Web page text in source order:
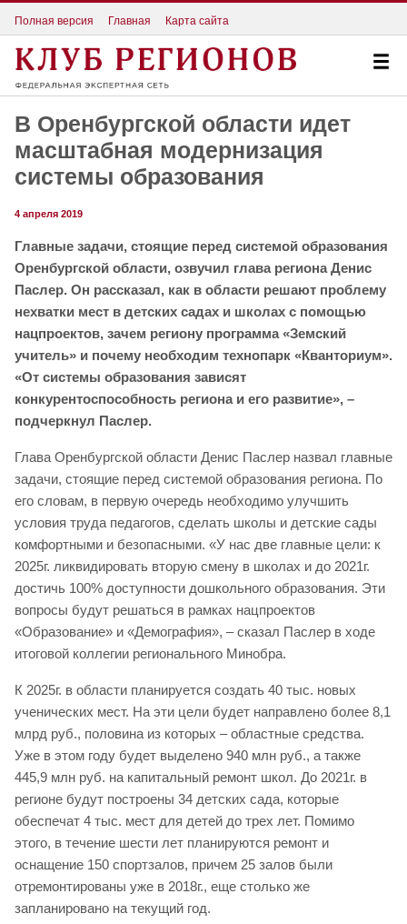
Полная версия Главная Карта сайта
В Оренбургской области идет
масштабная модернизация
системы образования
4 апреля 2019
Главные задачи, стоящие перед системой образования
Оренбургской области, озвучил глава региона Денис
Паслер. Он рассказал, как в области решают проблему
нехватки мест в детских садах и школах с помощью
нацпроектов, зачем региону программа «Земский
учитель» и почему необходим технопарк «Кванториум».
«От системы образования зависят
конкурентоспособность региона и его развитие», –
подчеркнул Паслер.
Глава Оренбургской области Денис Паслер назвал главные
задачи, стоящие перед системой образования региона. По
его словам, в первую очередь необходимо улучшить
условия труда педагогов, сделать школы и детские сады
комфортными и безопасными. «У нас две главные цели: к
2025г. ликвидировать вторую смену в школах и до 2021г.
достичь 100% доступности дошкольного образования. Эти
вопросы будут решаться в рамках нацпроектов
«Образование» и «Демография», – сказал Паслер в ходе
итоговой коллегии регионального Минобра.
К 2025г. в области планируется создать 40 тыс. новых
ученических мест. На эти цели будет направлено более 8,1
млрд руб., половина из которых – областные средства.
Уже в этом году будет выделено 940 млн руб., а также
445,9 млн руб. на капитальный ремонт школ. До 2021г. в
регионе будут построены 34 детских сада, которые
обеспечат 4 тыс. мест для детей до трех лет. Помимо
этого, в течение шести лет планируются ремонт и
оснащение 150 спортзалов, причем 25 залов были
отремонтированы уже в 2018г., еще столько же
запланировано на текущий год.